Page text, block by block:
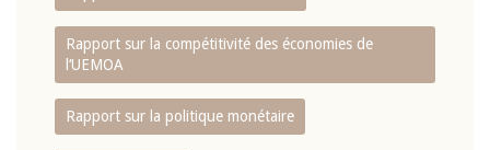
Rapport sur la compétitivité des économies de
l‘UEMOA
Rapport sur la politique monétaire